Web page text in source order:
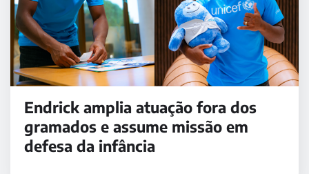
Endrick amplia atuação fora dos
gramados e assume missão em
defesa da infância